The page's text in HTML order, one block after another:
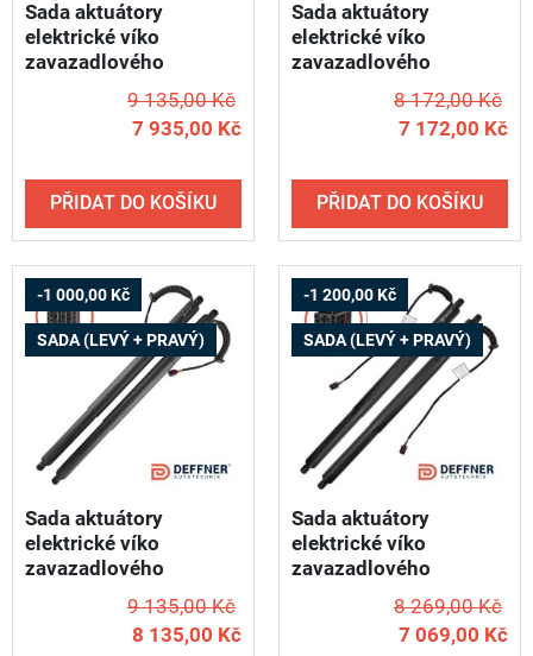
Sada aktuátory
elektrické víko
zavazadlového
prostoru AUDI A7 /
2018-2025 - DEFFNER
T34 (levý + pravý)
9 135,00 Kč
7 935,00 Kč
PŘIDAT DO KOŠÍKU
Sada aktuátory
elektrické víko
zavazadlového
prostoru AUDI e-tron /
2018-2020 - DEFFNER
S82 (levý + pravý)
8 172,00 Kč
7 172,00 Kč
PŘIDAT DO KOŠÍKU
-1 000,00 Kč
SADA (LEVÝ + PRAVÝ)
Sada aktuátory
elektrické víko
zavazadlového
Q4 / od roku 2022 -
DEFFNER U23 (levý +
9 135,00 Kč
8 135,00 Kč
-1 200,00 Kč
SADA (LEVÝ + PRAVÝ)
Sada aktuátory
elektrické víko
zavazadlového
2018-2024 - DEFFNER
T06 (levý + pravý)
8 269,00 Kč
7 069,00 Kč